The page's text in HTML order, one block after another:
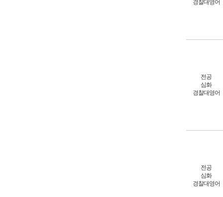
경찰대영어
전공
심화
경찰대영어
전공
심화
경찰대영어